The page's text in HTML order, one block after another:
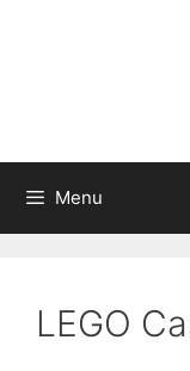
Menu
LEGO